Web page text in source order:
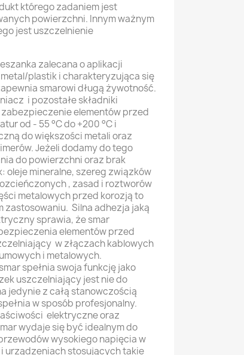
którego zadaniem jest
powierzchni. Innym ważnym
jest uszczelnienie
zalecana o aplikacji
plastik i charakteryzująca się
smarowi długą żywotność.
i pozostałe składniki
elementów przed
od - 55 °C do +200 °C i
do większości metali oraz
Jeżeli dodamy do tego
do powierzchni oraz brak
oleje mineralne, szereg związków
, zasad i roztworów
metalowych przed korozją to
Silna adhezja jaką
sprawia, że smar
elementów przed
w złączach kablowych
i metalowych.
spełnia swoja funkcję jako
uszczelniający jest nie do
jedynie z całą stanowczością
w sposób profesjonalny.
elektryczne oraz
wydaje się być idealnym do
wysokiego napięcia w
urządzeniach stosujących takie